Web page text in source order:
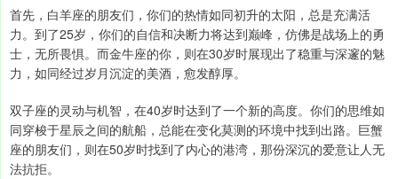
首先，白羊座的朋友们，你们的热情如同初升的太阳，总是充满活
力。到了25岁，你们的自信和决断力将达到巅峰，仿佛是战场上的勇
士，无所畏惧。而金牛座的你，则在30岁时展现出了稳重与深邃的魅
力，如同经过岁月沉淀的美酒，愈发醇厚。
双子座的灵动与机智，在40岁时达到了一个新的高度。你们的思维如
同穿梭于星辰之间的航船，总能在变化莫测的环境中找到出路。巨蟹
座的朋友们，则在50岁时找到了内心的港湾，那份深沉的爱意让人无
法抗拒。